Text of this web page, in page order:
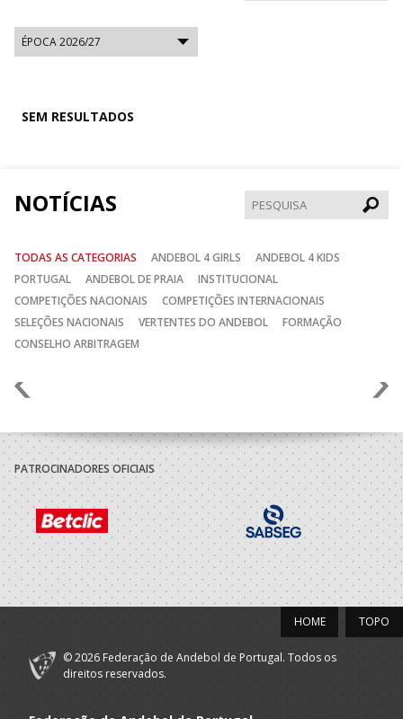
SEM RESULTADOS
NOTÍCIAS
TODAS AS CATEGORIAS ANDEBOL 4 GIRLS
ANDEBOL 4 KIDS
PORTUGAL
ANDEBOL DE PRAIA
INSTITUCIONAL
COMPETIÇÕES NACIONAIS
COMPETIÇÕES INTERNACIONAIS
SELEÇÕES NACIONAIS
VERTENTES DO ANDEBOL
FORMAÇÃO
CONSELHO ARBITRAGEM
Anterior
PATROCINADORES OFICIAIS
TOPO
HOME
© 2026 Federação de Andebol de Portugal. Todos os
direitos reservados.